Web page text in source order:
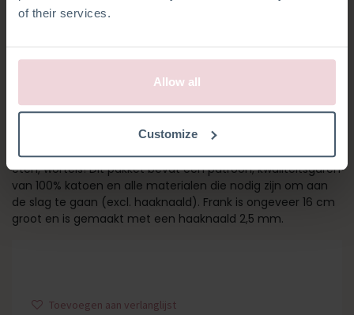
of their services.
Allow all
Customize
FRANK KONIJN
Ontmoet Frank! Zijn outfit is geïnspireerd op zijn favoriete
eten, wortels! Dit pakket bevat een patroon, kwaliteitsgaren
van 100% katoen en alle materialen die nodig zijn om aan
de slag te gaan (excl. haaknaald). Frank is ongeveer 16 cm
groot en is gemaakt met een haaknaald 2,5 mm.
Toevoegen aan verlanglijst